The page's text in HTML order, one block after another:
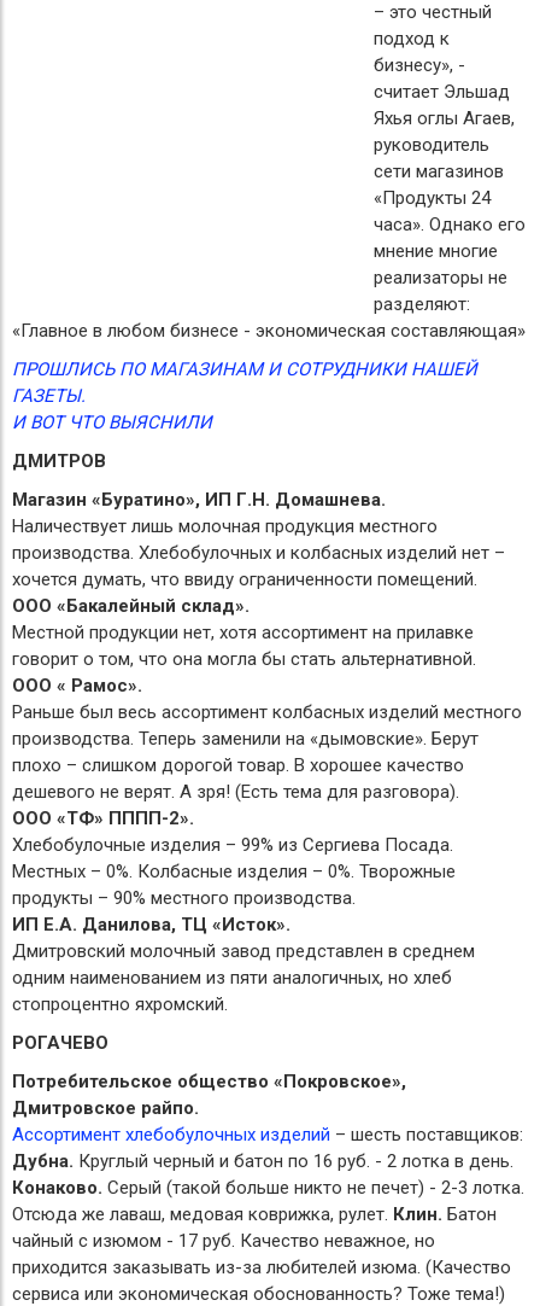
– это честный
подход к
бизнесу», -
считает Эльшад
Яхья оглы Агаев,
руководитель
сети магазинов
«Продукты 24
часа». Однако его
мнение многие
реализаторы не
разделяют:
«Главное в любом бизнесе - экономическая составляющая»
ПРОШЛИСЬ ПО МАГАЗИНАМ И СОТРУДНИКИ НАШЕЙ
ГАЗЕТЫ.
И ВОТ ЧТО ВЫЯСНИЛИ
ДМИТРОВ
Магазин «Буратино», ИП Г.Н. Домашнева.
Наличествует лишь молочная продукция местного
производства. Хлебобулочных и колбасных изделий нет –
хочется думать, что ввиду ограниченности помещений.
ООО «Бакалейный склад».
Местной продукции нет, хотя ассортимент на прилавке
говорит о том, что она могла бы стать альтернативной.
ООО « Рамос».
Раньше был весь ассортимент колбасных изделий местного
производства. Теперь заменили на «дымовские». Берут
плохо – слишком дорогой товар. В хорошее качество
дешевого не верят. А зря! (Есть тема для разговора).
ООО «ТФ» ПППП-2».
Хлебобулочные изделия – 99% из Сергиева Посада.
Местных – 0%. Колбасные изделия – 0%. Творожные
продукты – 90% местного производства.
ИП Е.А. Данилова, ТЦ «Исток».
Дмитровский молочный завод представлен в среднем
одним наименованием из пяти аналогичных, но хлеб
стопроцентно яхромский.
РОГАЧЕВО
Потребительское общество «Покровское»,
Дмитровское райпо.
Ассортимент хлебобулочных изделий – шесть поставщиков:
Дубна. Круглый черный и батон по 16 руб. - 2 лотка в день.
Конаково. Серый (такой больше никто не печет) - 2-3 лотка.
Отсюда же лаваш, медовая коврижка, рулет. Клин. Батон
чайный с изюмом - 17 руб. Качество неважное, но
приходится заказывать из-за любителей изюма. (Качество
сервиса или экономическая обоснованность? Тоже тема!)